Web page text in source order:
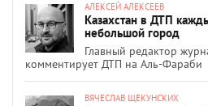
АЛЕКСЕЙ АЛЕКСЕЕВ
Казахстан в ДТП
небольшой город
Главный редактор
комментирует ДТП на Аль-Фараби
ВЯЧЕСЛАВ ЩЕКУНСКИХ